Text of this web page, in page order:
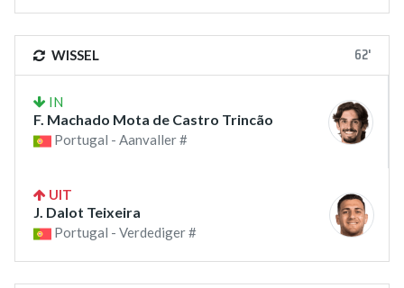
WISSEL 62'
IN
F. Machado Mota de Castro Trincão
Portugal - Aanvaller #
UIT
J. Dalot Teixeira
Portugal - Verdediger #